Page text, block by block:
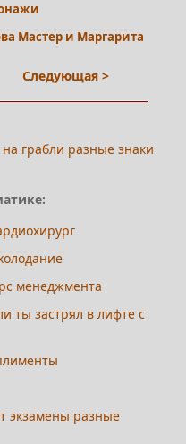
Мастер и Маргарита
Следующая >
грабли разные знаки
менеджмента
ты застрял в лифте с
экзамены разные